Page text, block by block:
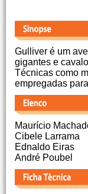
Gulliver é um
gigantes e
Técnicas como
empregadas
Maurício
Cibele Larrama
Ednaldo Eiras
André Poubel